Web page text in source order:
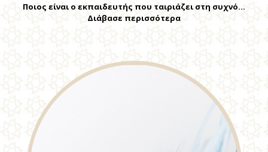
Ποιος είναι ο εκπαιδευτής που ταιριάζει στη συχνό…
Διάβασε περισσότερα